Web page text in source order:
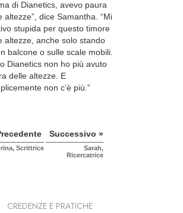
di Dianetics, avevo paura
altezze”, dice Samantha. “Mi
stupida per questo timore
altezze, anche solo stando
balcone o sulle scale mobili.
Dianetics non ho più avuto
delle altezze. E
non c’è più.”
Scrittrice
Successivo »
Sarah,
Ricercatrice
CREDENZE E PRATICHE